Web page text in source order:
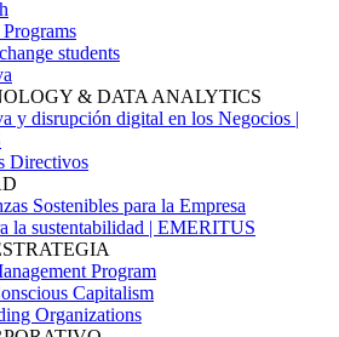
students
& DATA ANALYTICS
y disrupción digital en los Negocios |
Directivos
Sostenibles para la Empresa
la sustentabilidad | EMERITUS
Program
Capitalism
Organizations